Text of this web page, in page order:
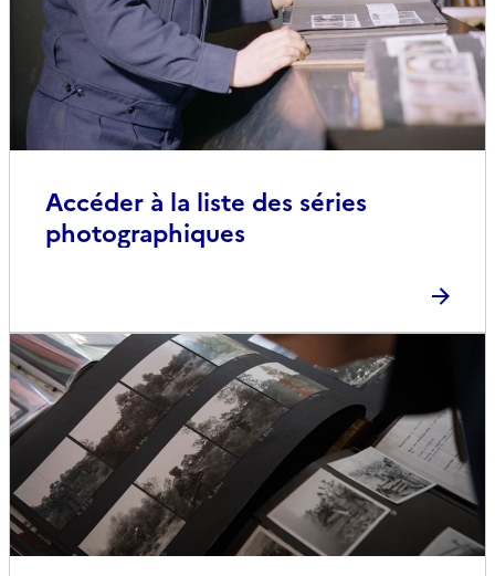
Accéder à la liste des séries
photographiques